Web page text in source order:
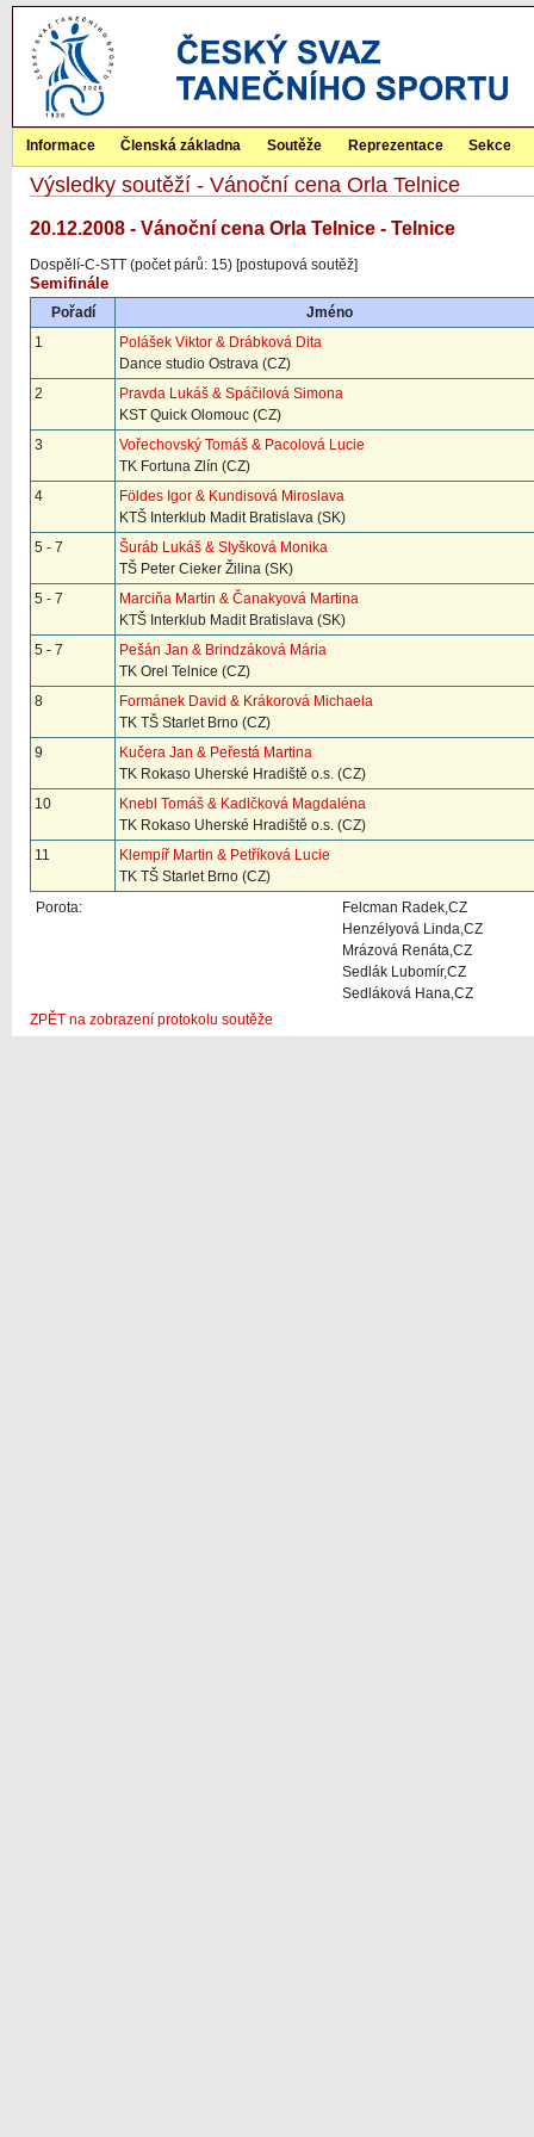
Informace Členská základna Soutěže Reprezentace Sekce
Výsledky soutěží - Vánoční cena Orla Telnice
20.12.2008 - Vánoční cena Orla Telnice - Telnice
Dospělí-C-STT (počet párů: 15) [postupová soutěž]
Semifinále
Pořadí
Jméno
1
Polášek Viktor & Drábková Dita
Dance studio Ostrava (CZ)
2
Pravda Lukáš & Spáčilová Simona
KST Quick Olomouc (CZ)
3
Vořechovský Tomáš & Pacolová Lucie
TK Fortuna Zlín (CZ)
4
Földes Igor & Kundisová Miroslava
KTŠ Interklub Madit Bratislava (SK)
5 - 7
Šuráb Lukáš & Slyšková Monika
TŠ Peter Cieker Žilina (SK)
5 - 7
Marciňa Martin & Čanakyová Martina
KTŠ Interklub Madit Bratislava (SK)
5 - 7
Pešán Jan & Brindzáková Mária
TK Orel Telnice (CZ)
8
Formánek David & Krákorová Michaela
TK TŠ Starlet Brno (CZ)
9
Kučera Jan & Peřestá Martina
TK Rokaso Uherské Hradiště o.s. (CZ)
10
Knebl Tomáš & Kadlčková Magdaléna
TK Rokaso Uherské Hradiště o.s. (CZ)
11
Klempíř Martin & Petříková Lucie
TK TŠ Starlet Brno (CZ)
Porota:
Felcman Radek,CZ
Henzélyová Linda,CZ
Mrázová Renáta,CZ
Sedlák Lubomír,CZ
Sedláková Hana,CZ
ZPĚT na zobrazení protokolu soutěže